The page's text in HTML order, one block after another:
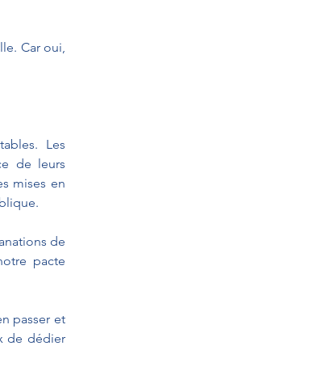
Car oui,
Les
de leurs
mises en
de
pacte
passer et
de dédier